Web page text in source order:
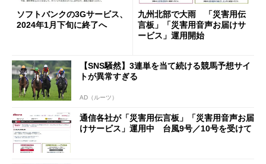
ソフトバンクの3Gサービス、
2024年1月下旬に終了へ
九州北部で大雨 「災害用伝
言板」「災害用音声お届けサ
ービス」運用開始
【SNS騒然】3連単を当て続ける競馬予想サイ
トが異常すぎる
AD（ルーツ）
通信各社が「災害用伝言板」「災害用音声お届
けサービス」運用中 台風9号／10号を受けて